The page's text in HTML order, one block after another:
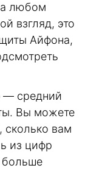
любом
взгляд, это
Айфона,
— средний
Вы можете
сколько вам
из цифр
больше